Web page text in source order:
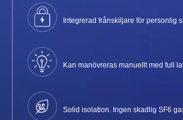
Integrerad frånskiljare för personlig
Kan manövreras manuellt med full
Solid isolation. Ingen skadlig SF6